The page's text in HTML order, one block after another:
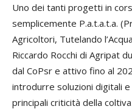
Uno dei tanti progetti in
semplicemente P.a.t.a.t.a.
Agricoltori, Tutelando
Riccardo Rocchi di Agripat
dal CoPsr e attivo fino al
introdurre soluzioni digitali
principali criticità della